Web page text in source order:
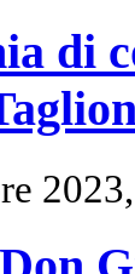
di